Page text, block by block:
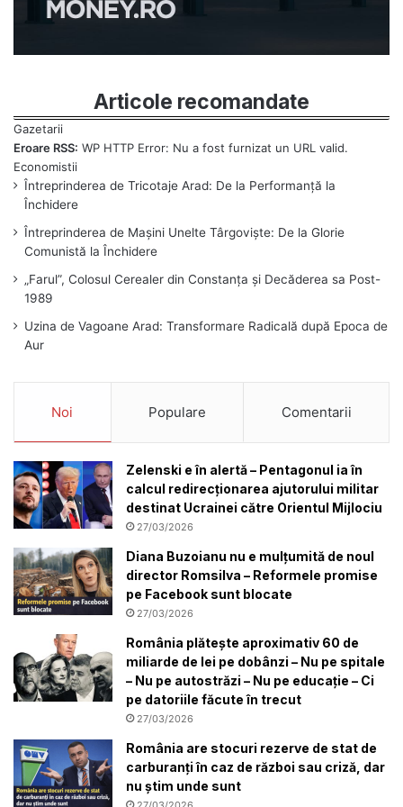
Articole recomandate
Eroare RSS: WP HTTP Error: Nu a fost furnizat un URL valid.
Întreprinderea de Tricotaje Arad: De la Performanță la
Închidere
Întreprinderea de Mașini Unelte Târgoviște: De la Glorie
Comunistă la Închidere
„Farul”, Colosul Cerealer din Constanța și Decăderea sa Post-
1989
Uzina de Vagoane Arad: Transformare Radicală după Epoca de
Aur
Noi Populare Comentarii
Zelenski e în alertă – Pentagonul ia în
calcul redirecționarea ajutorului militar
destinat Ucrainei către Orientul Mijlociu
27/03/2026
Diana Buzoianu nu e mulțumită de noul
director Romsilva – Reformele promise
pe Facebook sunt blocate
27/03/2026
România plătește aproximativ 60 de
miliarde de lei pe dobânzi – Nu pe spitale
– Nu pe autostrăzi – Nu pe educație – Ci
pe datoriile făcute în trecut
27/03/2026
România are stocuri rezerve de stat de
carburanți în caz de război sau criză, dar
nu știm unde sunt